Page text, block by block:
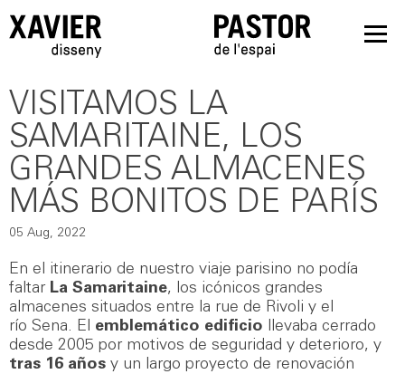
VISITAMOS LA
SAMARITAINE, LOS
GRANDES ALMACENES
MÁS BONITOS DE PARÍS
05 Aug, 2022
En el itinerario de nuestro viaje parisino no podía
faltar La Samaritaine, los icónicos grandes
almacenes situados entre la rue de Rivoli y el
río Sena. El emblemático edificio llevaba cerrado
desde 2005 por motivos de seguridad y deterioro, y
tras 16 años y un largo proyecto de renovación